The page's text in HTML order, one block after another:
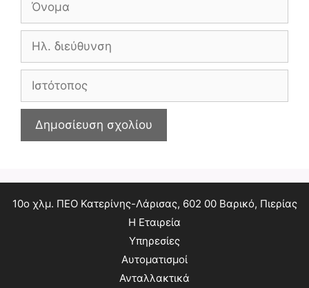
Ηλ.
Ιστότοπος
10ο χλμ. ΠΕΟ Κατερίνης-Λάρισας, 602 00 Βαρικό, Πιερίας
Η Εταιρεία
Υπηρεσίες
Αυτοματισμοί
Ανταλλακτικά